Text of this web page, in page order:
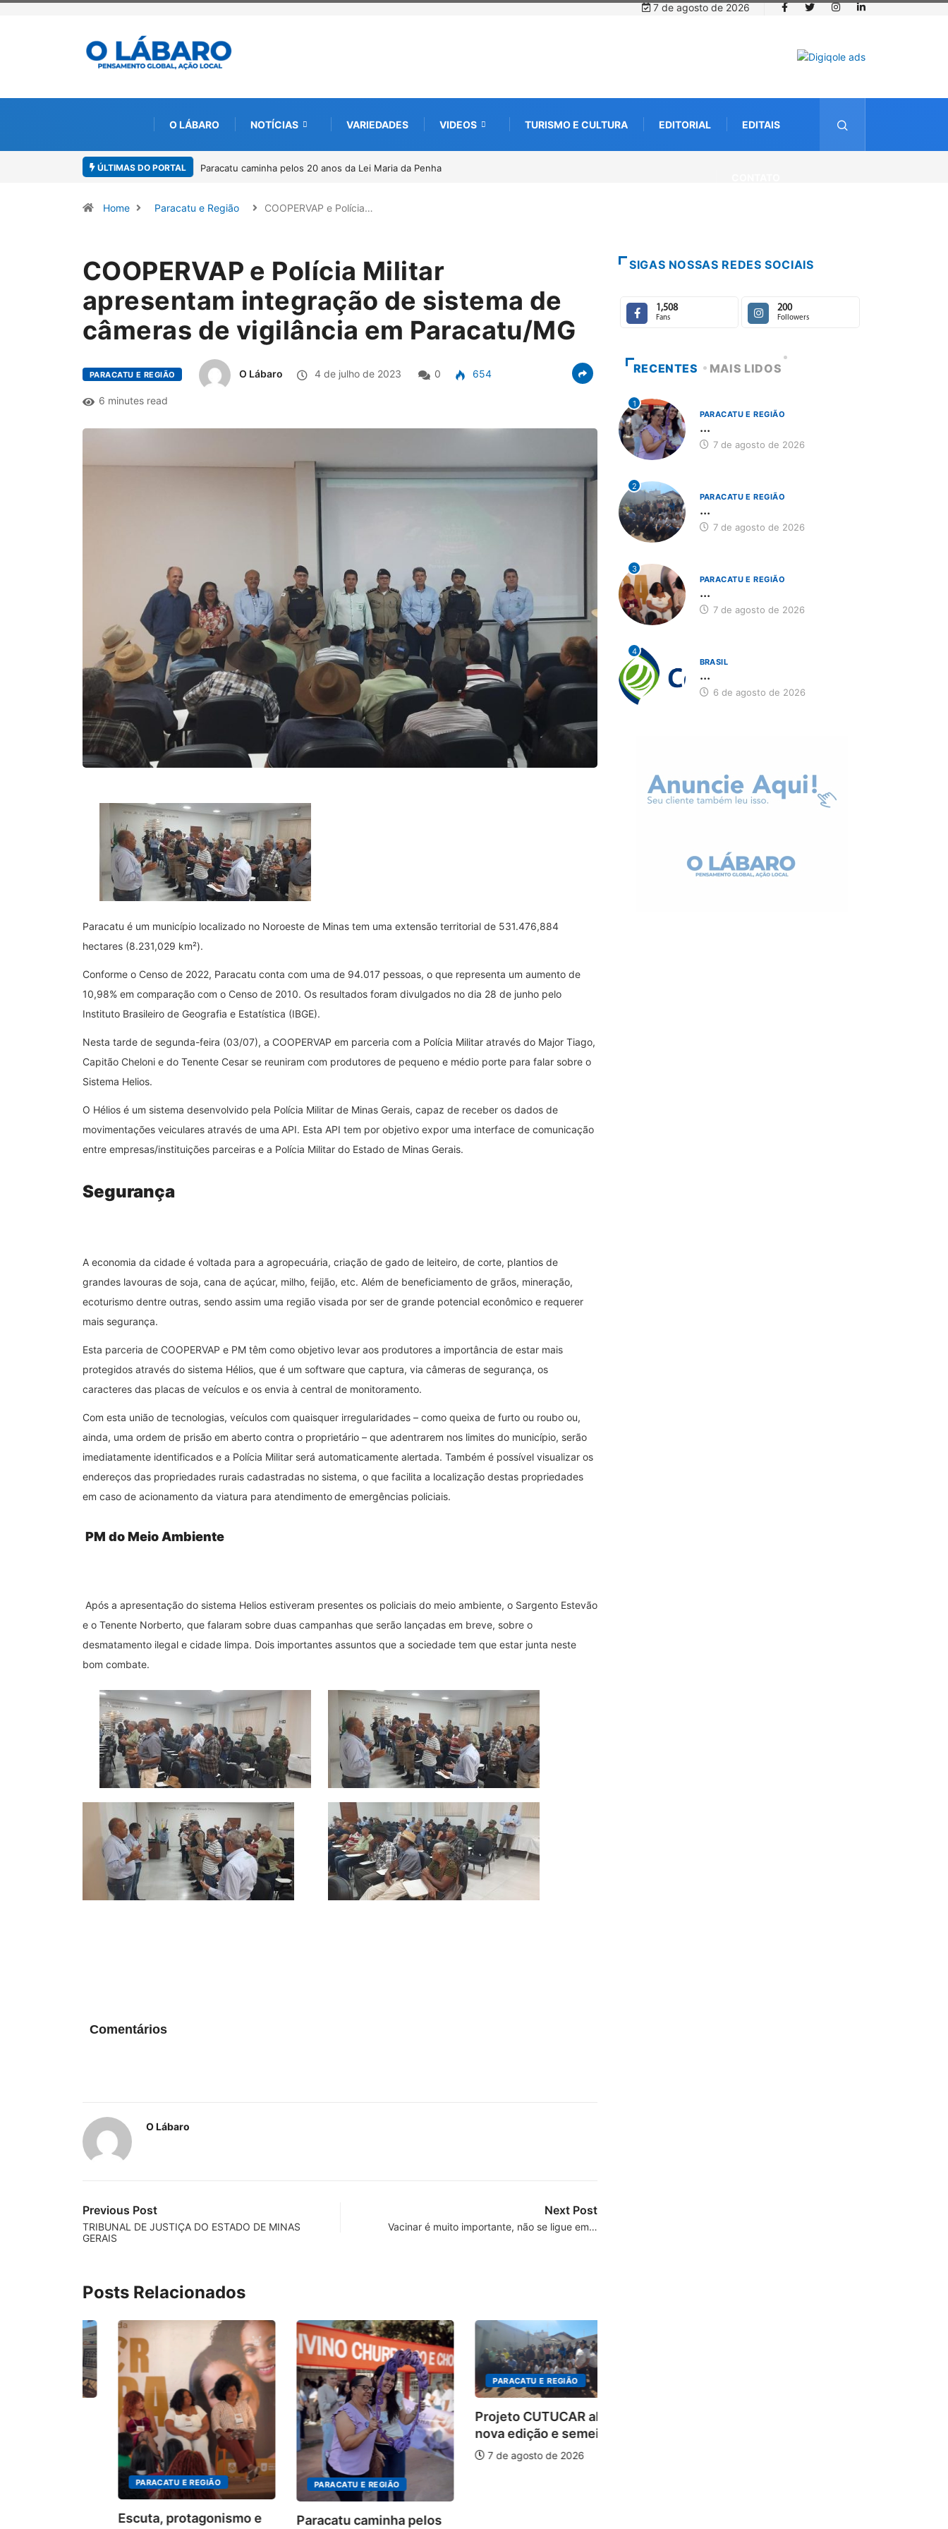
7 de agosto de 2026
O LÁBARO NOTÍCIAS VARIEDADES VIDEOS TURISMO E CULTURA EDITORIAL EDITAIS
ÚLTIMAS DO PORTAL Projeto CUTUCAR abre nova edição e semeia o futuro por meio da cultura e da memória
Home Paracatu e Região COOPERVAP e Polícia…
COOPERVAP e Polícia Militar
apresentam integração de sistema de
câmeras de vigilância em Paracatu/MG
PARACATU E REGIÃO O Lábaro 4 de julho de 2023 0 654
6 minutes read
Paracatu é um município localizado no Noroeste de Minas tem uma extensão territorial de 531.476,884
hectares (8.231,029 km²).
Conforme o Censo de 2022, Paracatu conta com uma de 94.017 pessoas, o que representa um aumento de
10,98% em comparação com o Censo de 2010. Os resultados foram divulgados no dia 28 de junho pelo
Instituto Brasileiro de Geografia e Estatística (IBGE).
Nesta tarde de segunda-feira (03/07), a COOPERVAP em parceria com a Polícia Militar através do Major Tiago,
Capitão Cheloni e do Tenente Cesar se reuniram com produtores de pequeno e médio porte para falar sobre o
Sistema Helios.
O Hélios é um sistema desenvolvido pela Polícia Militar de Minas Gerais, capaz de receber os dados de
movimentações veiculares através de uma API. Esta API tem por objetivo expor uma interface de comunicação
entre empresas/instituições parceiras e a Polícia Militar do Estado de Minas Gerais.
Segurança
A economia da cidade é voltada para a agropecuária, criação de gado de leiteiro, de corte, plantios de
grandes lavouras de soja, cana de açúcar, milho, feijão, etc. Além de beneficiamento de grãos, mineração,
ecoturismo dentre outras, sendo assim uma região visada por ser de grande potencial econômico e requerer
mais segurança.
Esta parceria de COOPERVAP e PM têm como objetivo levar aos produtores a importância de estar mais
protegidos através do sistema Hélios, que é um software que captura, via câmeras de segurança, os
caracteres das placas de veículos e os envia à central de monitoramento.
Com esta união de tecnologias, veículos com quaisquer irregularidades – como queixa de furto ou roubo ou,
ainda, uma ordem de prisão em aberto contra o proprietário – que adentrarem nos limites do município, serão
imediatamente identificados e a Polícia Militar será automaticamente alertada. Também é possível visualizar os
endereços das propriedades rurais cadastradas no sistema, o que facilita a localização destas propriedades
em caso de acionamento da viatura para atendimento de emergências policiais.
PM do Meio Ambiente
Após a apresentação do sistema Helios estiveram presentes os policiais do meio ambiente, o Sargento Estevão
e o Tenente Norberto, que falaram sobre duas campanhas que serão lançadas em breve, sobre o
desmatamento ilegal e cidade limpa. Dois importantes assuntos que a sociedade tem que estar junta neste
bom combate.
Comentários
O Lábaro
Previous Post
TRIBUNAL DE JUSTIÇA DO ESTADO DE MINAS
GERAIS
Next Post
Vacinar é muito importante, não se ligue em…
Posts Relacionados
PARACATU E REGIÃO
Escuta, protagonismo e
PARACATU E REGIÃO
Paracatu caminha pelos
PARACATU E REGIÃO
Projeto CUTUCAR abre
nova edição e semeia...
7 de agosto de 2026
SIGAS NOSSAS REDES SOCIAIS
1,508
Fans
200
Followers
RECENTES MAIS LIDOS
1
PARACATU E REGIÃO
...
7 de agosto de 2026
2
PARACATU E REGIÃO
...
7 de agosto de 2026
3
PARACATU E REGIÃO
...
7 de agosto de 2026
4
BRASIL
...
6 de agosto de 2026